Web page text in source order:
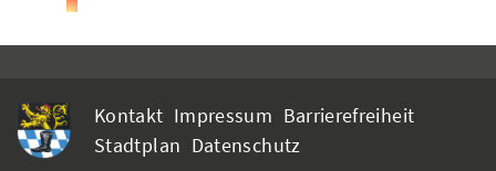
Kontakt Impressum Barrierefreiheit
Stadtplan Datenschutz